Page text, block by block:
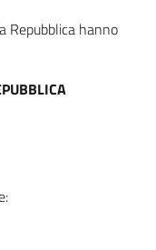
Repubblica hanno